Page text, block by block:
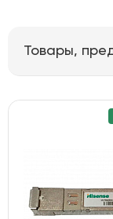
Товары,